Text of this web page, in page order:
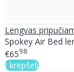
Lengvas
Spokey Air Bed
€6598
Į krepšelį